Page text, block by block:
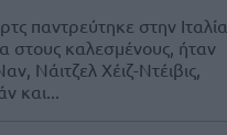
παντρεύτηκε στην Ιταλία
στους καλεσμένους, ήταν
Νάιτζελ Χέιζ-Ντέιβις,
και...